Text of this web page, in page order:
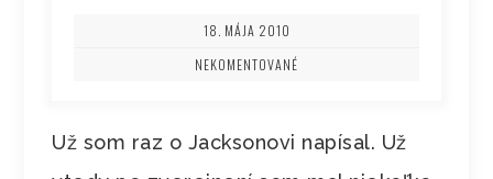
18. MÁJA 2010
NEKOMENTOVANÉ
Už som raz o Jacksonovi napísal. Už